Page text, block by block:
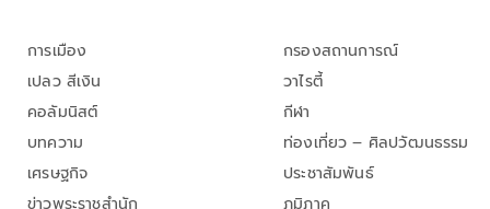
การเมือง
เปลว สีเงิน
คอลัมนิสต์
บทความ
เศรษฐกิจ
ข่าวพระราชสำนัก
กรองสถานการณ์
วาไรตี้
กีฬา
ท่องเที่ยว – ศิลปวัฒนธรรม
ประชาสัมพันธ์
ภูมิภาค